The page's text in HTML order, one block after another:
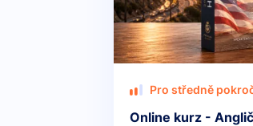
Pro středně
Online kurz -